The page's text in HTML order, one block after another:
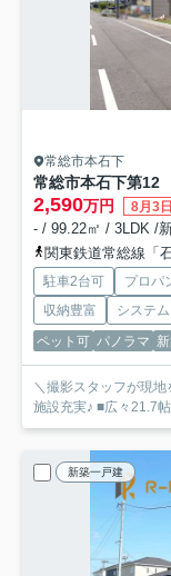
常総市本石下
常総市本石下第
2,590万円 8月3
- / 99.22㎡ / 3LDK /
関東鉄道常総線「
駐車2台可 プロパ
収納豊富
システ
ペット可 パノラマ
＼撮影スタッフが現
施設充実♪ ■広々21.7
新築一戸建